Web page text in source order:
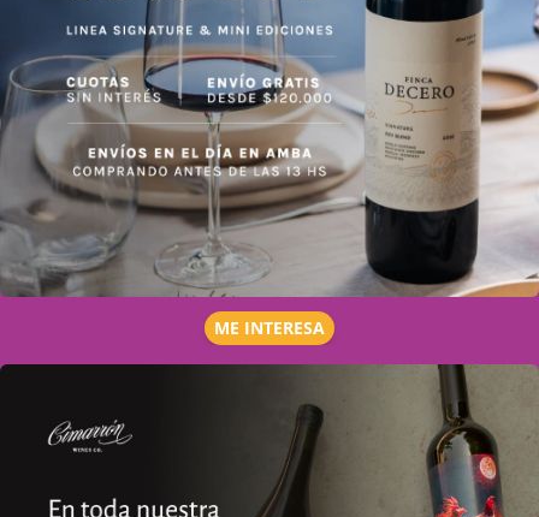
ME INTERESA